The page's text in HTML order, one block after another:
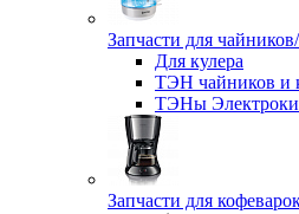
Запчасти для
Для кулера
ТЭН чайников и
ТЭНы
Запчасти для